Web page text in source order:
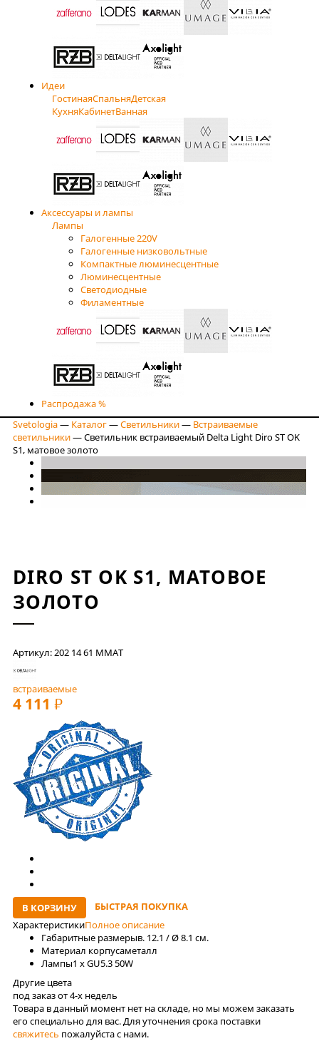
Идеи
ГостинаяСпальняДетская
КухняКабинетВанная
Аксессуары и лампы
Лампы
Галогенные 220V
Галогенные низковольтные
Компактные люминесцентные
Люминесцентные
Светодиодные
Филаментные
Распродажа %
Svetologia— Каталог—Светильники— Встраиваемые
светильники—Светильник встраиваемый Delta Light Diro ST OK
S1, матовое золото
DIRO ST OK S1, МАТОВОЕ
ЗОЛОТО
Артикул: 202 14 61 MMAT
встраиваемые
4 111 РУБ
В КОРЗИНУ
БЫСТРАЯ ПОКУПКА
ХарактеристикиПолное описание
Габаритные размерыв. 12.1 / Ø 8.1 см.
Материал корпусаметалл
Лaмпы1 x GU5.3 50W
Другие цвета
под заказ от 4-x недель
Товара в данный момент нет на складе, но мы можем заказать
его специально для вас. Для уточнения срока поставки
свяжитесь пожалуйста с нами.